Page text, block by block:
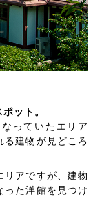
ット。
っていたエリア
る建物が見どころ
リアですが、建物
った洋館を見つけ